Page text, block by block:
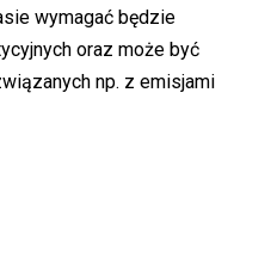
wymagać będzie
oraz może być
np. z emisjami